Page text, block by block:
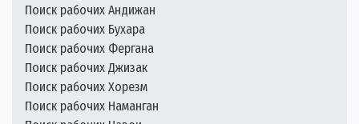
Поиск рабочих Андижан
Поиск рабочих Бухара
Поиск рабочих Фергана
Поиск рабочих Джизак
Поиск рабочих Хорезм
Поиск рабочих Наманган